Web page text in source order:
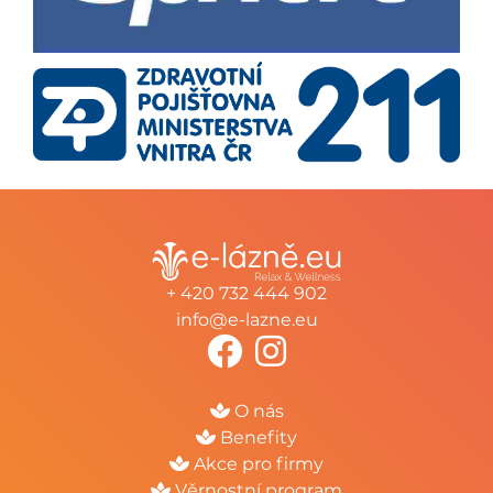
+ 420 732 444 902
info@e-lazne.eu
O nás
Benefity
Akce pro firmy